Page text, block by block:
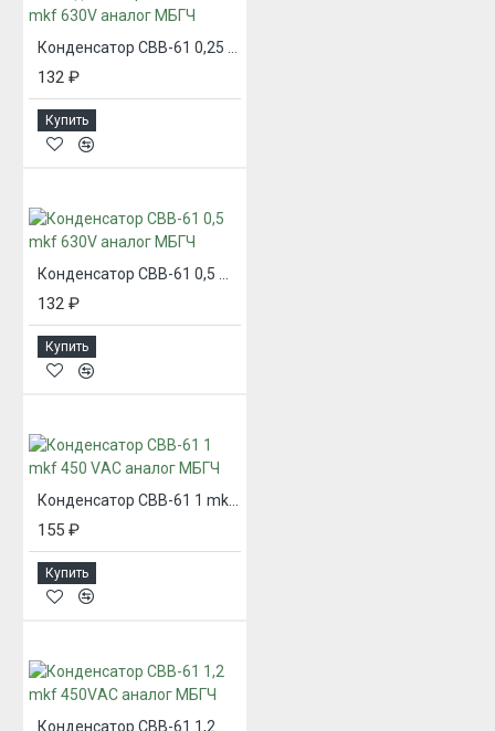
Конденсатор CBB-61 0,25 mkf 630V аналог МБГЧ
132 ₽
Купить
Конденсатор CBB-61 0,5 mkf 630V аналог МБГЧ
132 ₽
Купить
155 ₽
Купить